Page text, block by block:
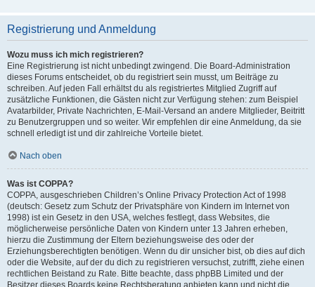
Registrierung und Anmeldung
Wozu muss ich mich registrieren?
Eine Registrierung ist nicht unbedingt zwingend. Die Board-Administration
dieses Forums entscheidet, ob du registriert sein musst, um Beiträge zu
schreiben. Auf jeden Fall erhältst du als registriertes Mitglied Zugriff auf
zusätzliche Funktionen, die Gästen nicht zur Verfügung stehen: zum Beispiel
Avatarbilder, Private Nachrichten, E-Mail-Versand an andere Mitglieder, Beitritt
zu Benutzergruppen und so weiter. Wir empfehlen dir eine Anmeldung, da sie
schnell erledigt ist und dir zahlreiche Vorteile bietet.
Nach oben
Was ist COPPA?
COPPA, ausgeschrieben Children’s Online Privacy Protection Act of 1998
(deutsch: Gesetz zum Schutz der Privatsphäre von Kindern im Internet von
1998) ist ein Gesetz in den USA, welches festlegt, dass Websites, die
möglicherweise persönliche Daten von Kindern unter 13 Jahren erheben,
hierzu die Zustimmung der Eltern beziehungsweise des oder der
Erziehungsberechtigten benötigen. Wenn du dir unsicher bist, ob dies auf dich
oder die Website, auf der du dich zu registrieren versuchst, zutrifft, ziehe einen
rechtlichen Beistand zu Rate. Bitte beachte, dass phpBB Limited und der
Besitzer dieses Boards keine Rechtsberatung anbieten kann und nicht die